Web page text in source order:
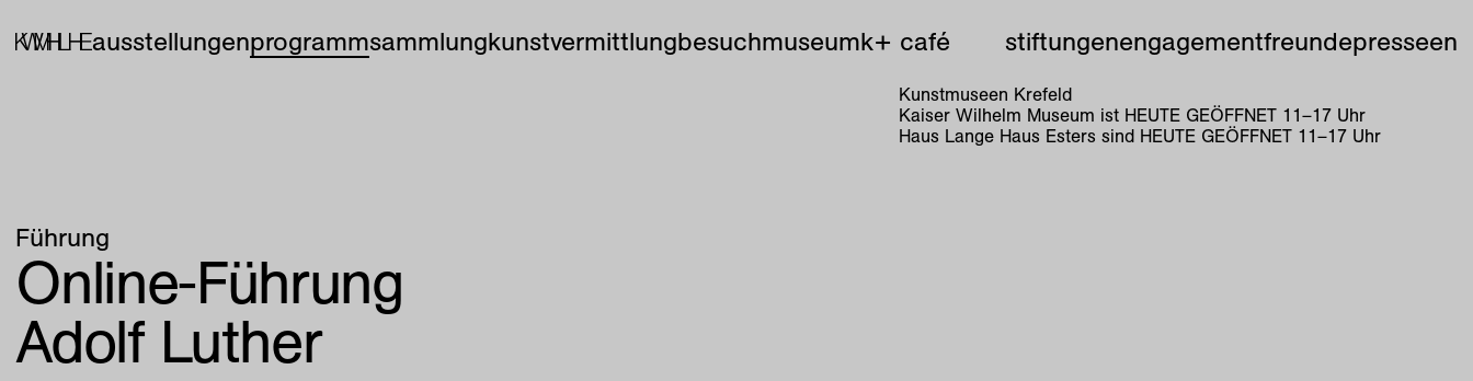
ausstellungenprogrammsammlungkunstvermittlungbesuchmuseumk+ café stiftungenengagementfreundepresseen
Kunstmuseen Krefeld
Kaiser Wilhelm Museum ist HEUTE GEÖFFNET 11–17Uhr
Haus Lange Haus Esters sind HEUTE GEÖFFNET 11–17Uhr
Führung
Online-Führung
Adolf Luther